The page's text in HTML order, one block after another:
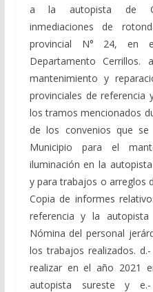
a la autopista de
inmediaciones de
provincial N° 24, en
Departamento
mantenimiento y
provinciales de
los tramos mencionados
de los convenios que
Municipio para el
iluminación en la
y para trabajos o arreglos
Copia de informes
referencia y la
Nómina del personal
los trabajos realizados.
realizar en el año 2021
autopista sureste y